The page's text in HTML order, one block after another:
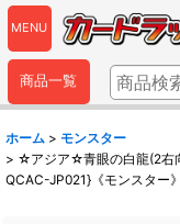
MENU
商品一覧
ホーム > モンスター
> ☆アジア☆青眼の白龍(2右
QCAC-JP021}《モンスター》